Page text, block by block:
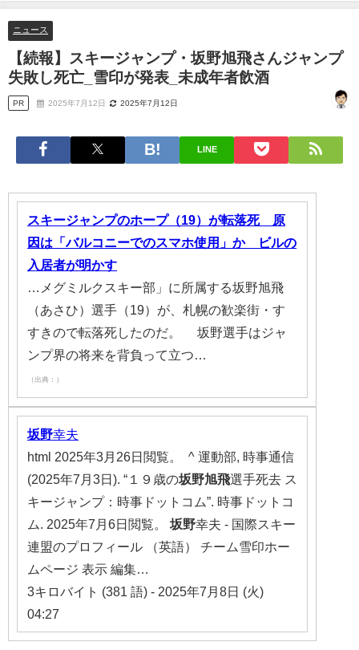
亡_雪印が発表_未成年者飲酒
ニュース
【続報】スキージャンプ・坂野旭飛さんジャンプ
失敗し死亡_雪印が発表_未成年者飲酒
PR 2025年7月12日 2025年7月12日
LINE
スキージャンプのホープ（19）が転落死 原
因は「バルコニーでのスマホ使用」か ビルの
入居者が明かす
…メグミルクスキー部」に所属する坂野旭飛
（あさひ）選手（19）が、札幌の歓楽街・す
すきので転落死したのだ。 坂野選手はジャ
ンプ界の将来を背負って立つ…
（出典：）
坂野幸夫
html 2025年3月26日閲覧。 ^ 運動部, 時事通信
(2025年7月3日). “１９歳の坂野旭飛選手死去 ス
キージャンプ：時事ドットコム”. 時事ドットコ
ム. 2025年7月6日閲覧。 坂野幸夫 - 国際スキー
連盟のプロフィール （英語） チーム雪印ホー
ムページ 表示 編集…
3キロバイト (381 語) - 2025年7月8日 (火)
04:27